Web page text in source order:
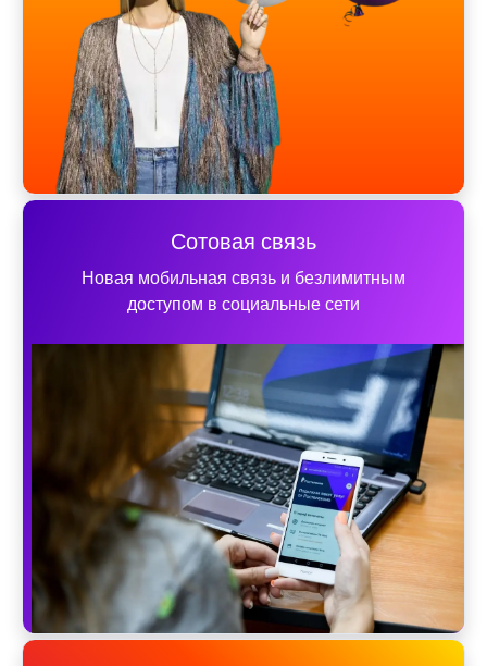
Сотовая связь
Новая мобильная связь и безлимитным
доступом в социальные сети